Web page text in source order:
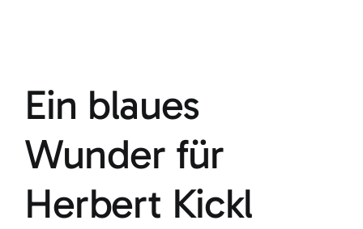
Ein blaues
Wunder für
Herbert Kickl